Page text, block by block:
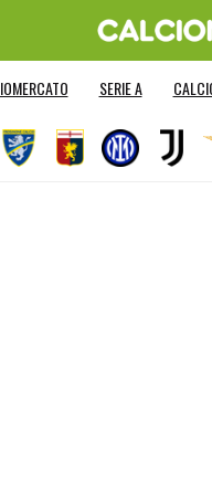
SERIE A